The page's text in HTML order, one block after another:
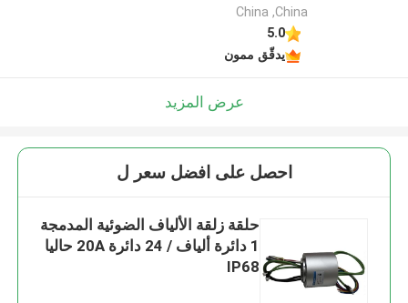
China ,China
5.0
يدقّق ممون
عرض المزيد
احصل على افضل سعر ل
حلقة زلقة الألياف الضوئية المدمجة
1 دائرة ألياف / 24 دائرة 20A حاليا
IP68